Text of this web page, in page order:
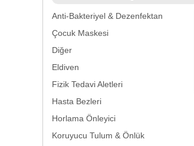
Anti-Bakteriyel & Dezenfektan
Çocuk Maskesi
Diğer
Eldiven
Fizik Tedavi Aletleri
Hasta Bezleri
Horlama Önleyici
Koruyucu Tulum & Önlük